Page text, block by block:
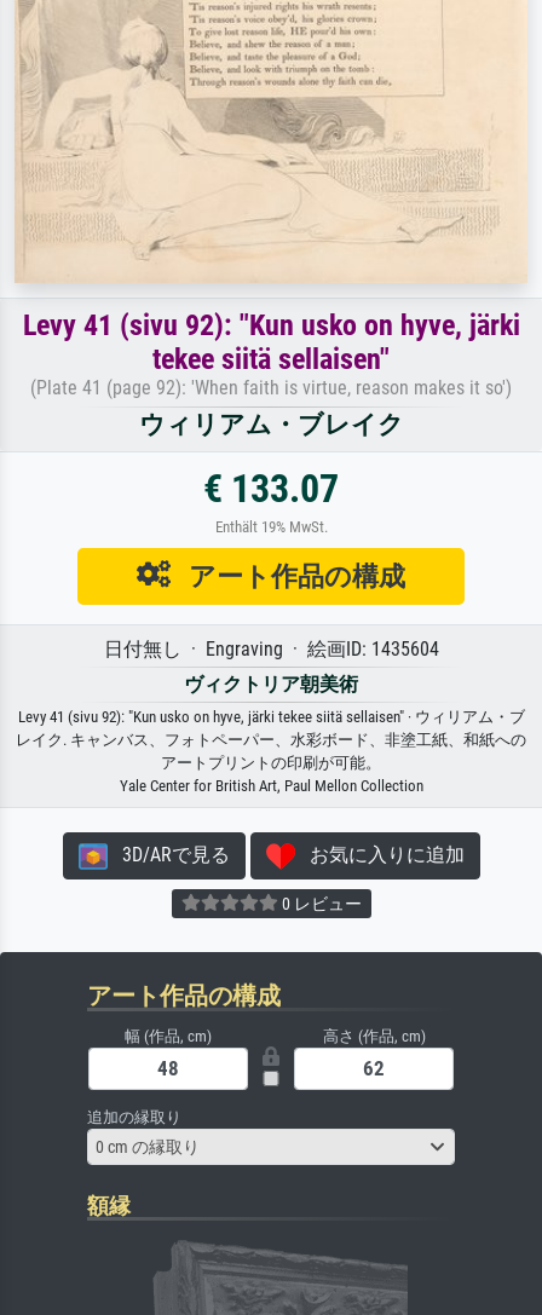
Levy 41 (sivu 92): "Kun usko on hyve, järki
tekee siitä sellaisen"
(Plate 41 (page 92): 'When faith is virtue, reason makes it so')
ウィリアム・ブレイク
€ 133.07
Enthält 19% MwSt.
アート作品の構成
日付無し · Engraving · 絵画ID: 1435604
ヴィクトリア朝美術
Levy 41 (sivu 92): "Kun usko on hyve, järki tekee siitä sellaisen" · ウィリアム・ブ
レイク. キャンバス、フォトペーパー、水彩ボード、非塗工紙、和紙への
アートプリントの印刷が可能。
Yale Center for British Art, Paul Mellon Collection
3D/ARで見る お気に入りに追加
0 レビュー
アート作品の構成
幅 (作品, cm) 高さ (作品, cm)
追加の縁取り
0 cm の縁取り
額縁